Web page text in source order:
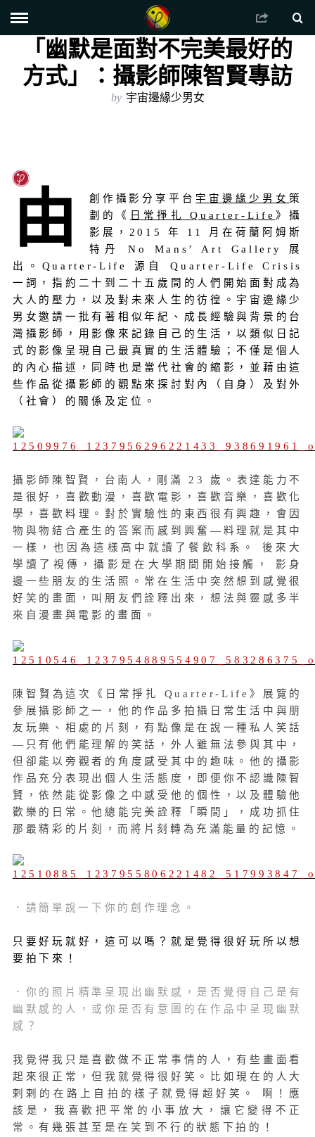
「幽默是面對不完美最好的
方式」：攝影師陳智賢專訪
by 宇宙邊緣少男女
由 創作攝影分享平台 宇宙邊緣少男女策
劃的《 日常掙扎 Quarter-Life 》攝
影展，2015 年 11 月在荷蘭阿姆斯
特丹 No Mans’ Art Gallery 展
出。Quarter-Life 源自 Quarter-Life Crisis
一詞，指約二十到二十五歲間的人們開始面對成為
大人的壓力，以及對未來人生的彷徨。宇宙邊緣少
男女邀請一批有著相似年紀、成長經驗與背景的台
灣攝影師，用影像來記錄自己的生活，以類似日記
式的影像呈現自己最真實的生活體驗；不僅是個人
的內心描述，同時也是當代社會的縮影，並藉由這
些作品從攝影師的觀點來探討對內（自身）及對外
（社會）的關係及定位。
攝影師陳智賢，台南人，剛滿 23 歲。表達能力不
是很好，喜歡動漫，喜歡電影，喜歡音樂，喜歡化
學，喜歡料理。對於實驗性的東西很有興趣，會因
物與物結合產生的答案而感到興奮—料理就是其中
一樣，也因為這樣高中就讀了餐飲科系。 後來大
學讀了視傳，攝影是在大學期間開始接觸， 影身
邊一些朋友的生活照。常在生活中突然想到感覺很
好笑的畫面，叫朋友們詮釋出來，想法與靈感多半
來自漫畫與電影的畫面。
陳智賢為這次《日常掙扎 Quarter-Life》展覽的
參展攝影師之一，他的作品多拍攝日常生活中與朋
友玩樂、相處的片刻，有點像是在說一種私人笑話
—只有他們能理解的笑話，外人雖無法參與其中，
但卻能以旁觀者的角度感受其中的趣味。他的攝影
作品充分表現出個人生活態度，即便你不認識陳智
賢，依然能從影像之中感受他的個性，以及體驗他
歡樂的日常。他總能完美詮釋「瞬間」，成功抓住
那最精彩的片刻，而將片刻轉為充滿能量的記憶。
．請簡單說一下你的創作理念。
只要好玩就好，這可以嗎？就是覺得很好玩所以想
要拍下來！
．你的照片精準呈現出幽默感，是否覺得自己是有
幽默感的人，或你是否有意圖的在作品中呈現幽默
感？
我覺得我只是喜歡做不正常事情的人，有些畫面看
起來很正常，但我就覺得很好笑。比如現在的人大
剌剌的在路上自拍的樣子就覺得超好笑。 啊！應
該是，我喜歡把平常的小事放大，讓它變得不正
常。有幾張甚至是在笑到不行的狀態下拍的！